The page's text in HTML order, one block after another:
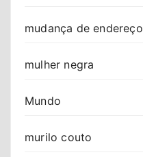
mudança de endereço
mulher negra
Mundo
murilo couto